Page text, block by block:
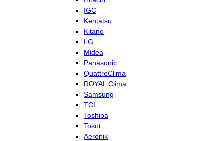
IGC
Kentatsu
Kitano
LG
Midea
Panasonic
QuattroClima
ROYAL Clima
Samsung
TCL
Toshiba
Tosot
Aeronik